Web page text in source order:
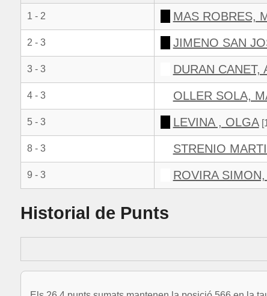
1 - 2 MAS ROBRES,
2 - 3 JIMENO SAN
3 - 3 DURAN CANET,
4 - 3 OLLER SOLA,
5 - 3 LEVINA , OLGA
8 - 3 STRENIO
9 - 3 ROVIRA
Historial de Punts